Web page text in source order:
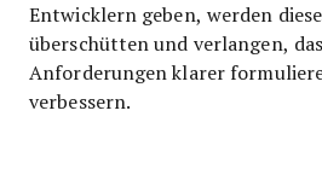
Entwicklern geben, werden
überschütten und verlangen,
Anforderungen klarer
verbessern.